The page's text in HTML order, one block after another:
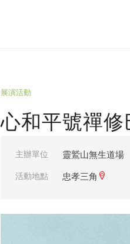
展演活動
心和平號禪修
主辦單位 靈鷲山無生道場
活動地點 忠孝三角